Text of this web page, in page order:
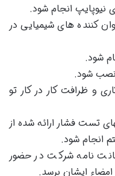
کننده های شیمیایی در
و ظرافت کار در کار تو
تست فشار ارائه شده از
انجام شود.
نامه شرکت در حضور
ایشان برسد.